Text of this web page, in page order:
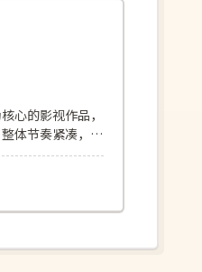
心的影视作品，
体节奏紧凑，值